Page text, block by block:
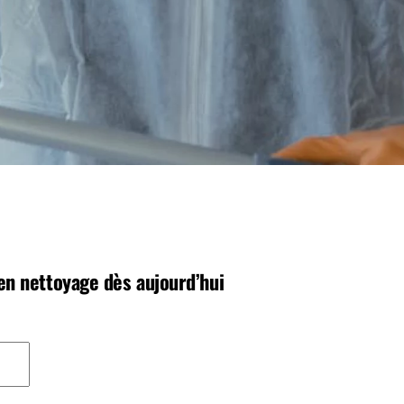
nettoyage dès aujourd’hui